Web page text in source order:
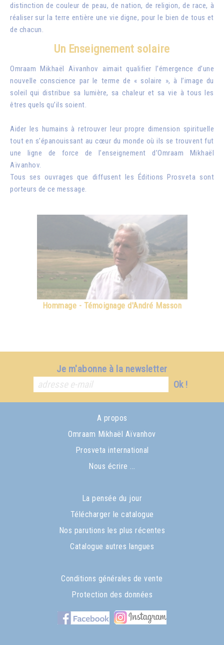
distinction de couleur de peau, de nation, de religion, de race, à
réaliser sur la terre entière une vie digne, pour le bien de tous et
de chacun.
Un Enseignement solaire
Omraam Mikhaël Aïvanhov aimait qualifier l’émergence d’une
nouvelle conscience par le terme de « solaire », à l’image du
soleil qui distribue sa lumière, sa chaleur et sa vie à tous les
êtres quels qu’ils soient.
Aider les humains à retrouver leur propre dimension spirituelle
tout en s’épanouissant au cœur du monde où ils se trouvent fut
une ligne de force de l’enseignement d’Omraam Mikhaël
Aïvanhov.
Tous ses ouvrages que diffusent les Éditions Prosveta sont
porteurs de ce message.
Hommage - Témoignage d'André Masson
Je m'abonne à la newsletter
Ok !
A propos
Omraam Mikhaël Aïvanhov
Prosveta international
Nous écrire ...
La pensée du jour
Télécharger le catalogue
Nos parutions les plus récentes
Catalogue autres langues
Conditions générales de vente
Protection des données